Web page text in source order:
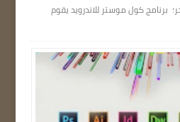
كول موستر للاندرويد يقوم